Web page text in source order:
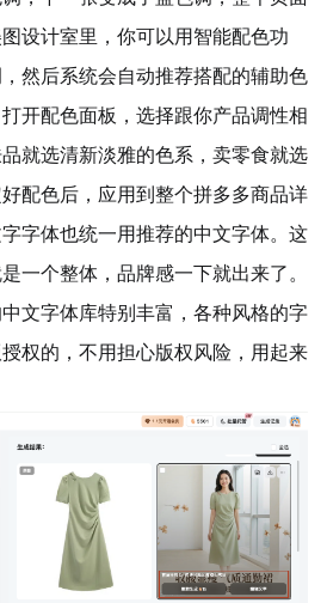
设计室里，你可以用智能配色功
然后系统会自动推荐搭配的辅助色
开配色面板，选择跟你产品调性相
就选清新淡雅的色系，卖零食就选
配色后，应用到整个拼多多商品详
字体也统一用推荐的中文字体。这
一个整体，品牌感一下就出来了。
文字体库特别丰富，各种风格的字
权的，不用担心版权风险，用起来